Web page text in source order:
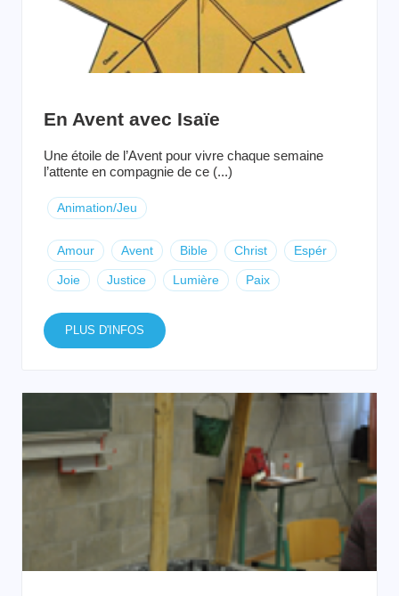
En Avent avec Isaïe
Une étoile de l’Avent pour vivre chaque semaine
l’attente en compagnie de ce (...)
Animation/Jeu
Amour Avent Bible Christ Espér
Joie Justice Lumière Paix
PLUS D'INFOS